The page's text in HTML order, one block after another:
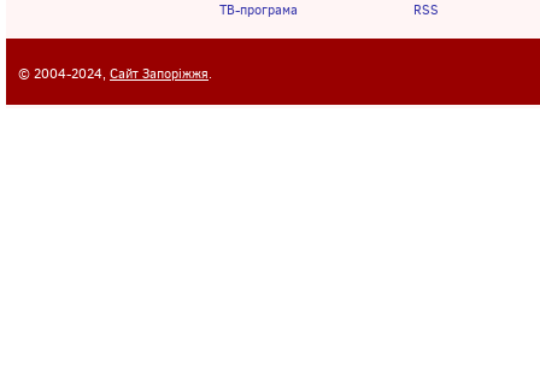
ТВ-програма
RSS
© 2004-2024, Сайт Запоріжжя.